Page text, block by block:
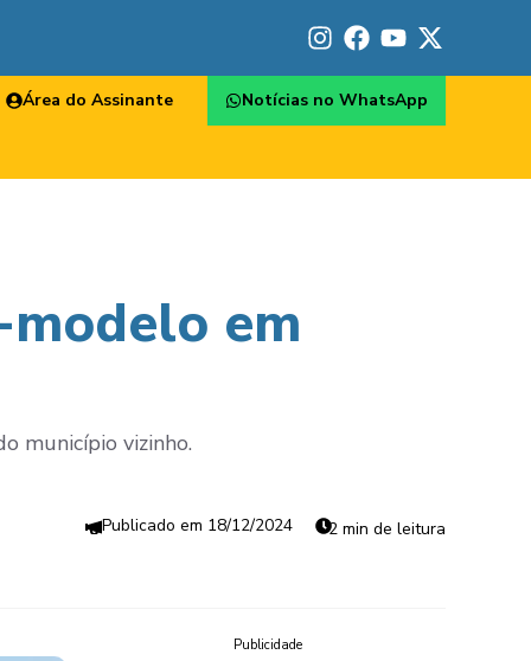
Área do Assinante Notícias no WhatsApp
em
município vizinho.
18/12/2024 2 min de leitura
Publicidade